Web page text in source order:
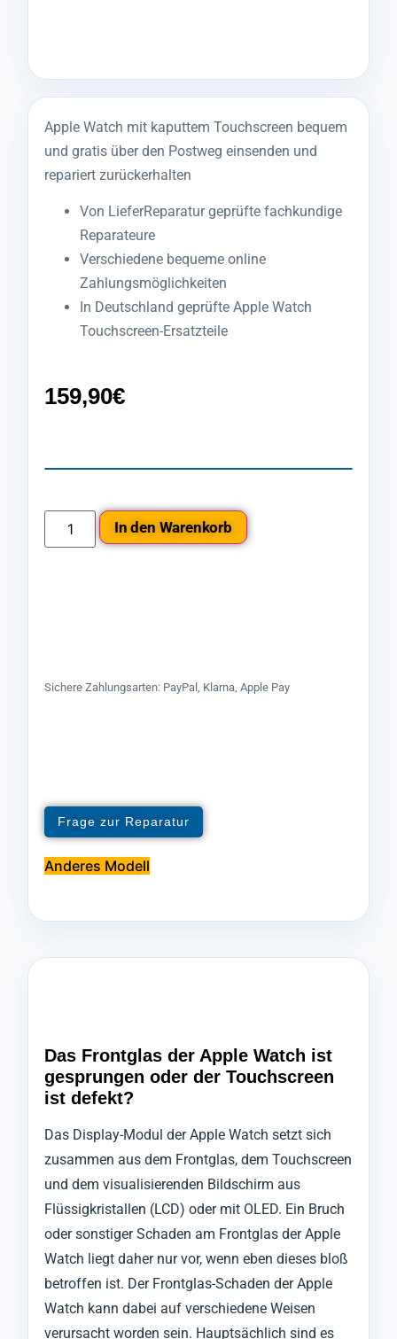
Apple Watch mit kaputtem Touchscreen bequem
und gratis über den Postweg einsenden und
repariert zurückerhalten
Von LieferReparatur geprüfte fachkundige
Reparateure
Verschiedene bequeme online
Zahlungsmöglichkeiten
In Deutschland geprüfte Apple Watch
Touchscreen-Ersatzteile
159,90€
In den Warenkorb
Sichere Zahlungsarten: PayPal, Klarna, Apple Pay
Frage zur Reparatur
Anderes Modell
Das Frontglas der Apple Watch ist
gesprungen oder der Touchscreen
ist defekt?
Das Display-Modul der Apple Watch setzt sich
zusammen aus dem Frontglas, dem Touchscreen
und dem visualisierenden Bildschirm aus
Flüssigkristallen (LCD) oder mit OLED. Ein Bruch
oder sonstiger Schaden am Frontglas der Apple
Watch liegt daher nur vor, wenn eben dieses bloß
betroffen ist. Der Frontglas-Schaden der Apple
Watch kann dabei auf verschiedene Weisen
verursacht worden sein. Hauptsächlich sind es